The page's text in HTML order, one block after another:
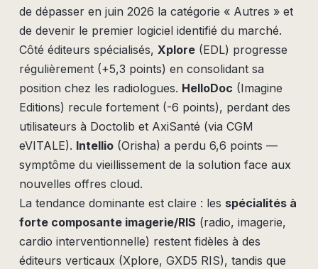
de dépasser en juin 2026 la catégorie « Autres » et
de devenir le premier logiciel identifié du marché.
Côté éditeurs spécialisés, Xplore(EDL) progresse
régulièrement (+5,3 points) en consolidant sa
position chez les radiologues. HelloDoc (Imagine
Editions) recule fortement (-6 points), perdant des
utilisateurs à Doctolib et AxiSanté (via CGM
eVITALE). Intellio(Orisha) a perdu 6,6 points —
symptôme du vieillissement de la solution face aux
nouvelles offres cloud.
La tendance dominante est claire : les spécialités à
forte composante imagerie/RIS (radio, imagerie,
cardio interventionnelle) restent fidèles à des
éditeurs verticaux (Xplore, GXD5 RIS), tandis que